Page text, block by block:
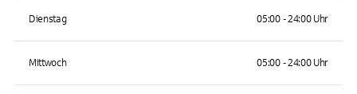
Dienstag 05:00 - 24:00 Uhr
Mittwoch 05:00 - 24:00 Uhr